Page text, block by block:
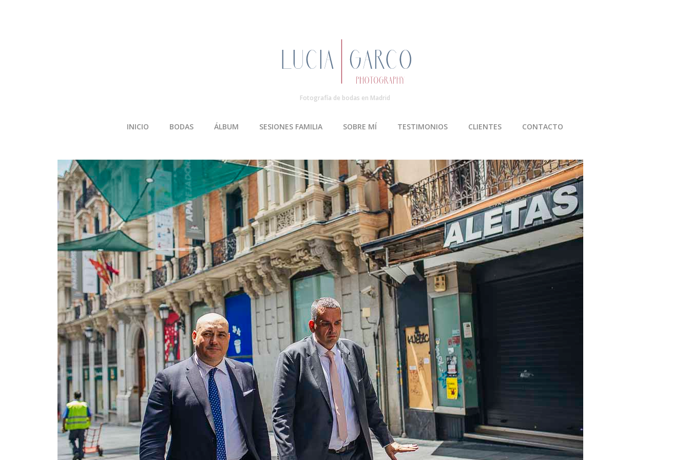
Fotografía de bodas en Madrid
INICIO BODAS ÁLBUM SESIONES FAMILIA SOBRE MÍ TESTIMONIOS CLIENTES CONTACTO